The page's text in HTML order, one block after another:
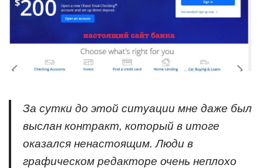
За сутки до этой ситуации мне даже был
выслан контракт, который в итоге
оказался ненастоящим. Люди в
графическом редакторе очень неплохо